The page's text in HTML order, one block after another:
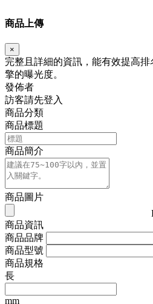
商品上傳
×
完整且詳細的資訊，能有效提高排
擎的曝光度。
發佈者
訪客請先登入
商品分類
商品標題
商品簡介
商品圖片
商品資訊
商品品牌
商品型號
商品規格
長
mm